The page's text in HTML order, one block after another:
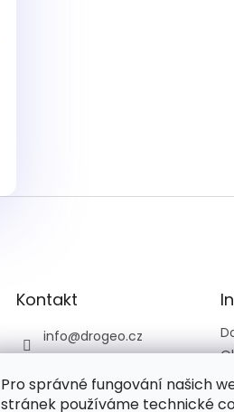
Pro správné fungování našich
stránek používáme technické
Kontakt
info@drogeo.cz
+420 607 058 258 (v
pracovní dny 08:00-1